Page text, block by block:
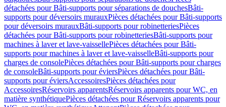
détachées pour Bâti-supports pour séparations de douchesBâti-
supports pour déversoirs murauxPièces détachées pour Bâti-supports
pour déversoirs murauxBâti-supports pour robinetteriesPièces
détachées pour Bâti-supports pour robinetteriesBâti-supports pour
machines à laver et lave-vaissellePièces détachées pour Bâti-
supports pour machines à laver et lave-vaisselleBâti-supports pour
charges de consolePièces détachées pour Bâti-supports pour charges
de consoleBâti-supports pour éviersPièces détachées pour Bâti-
supports pour éviersAccessoiresPièces détachées pour
AccessoiresRéservoirs apparentsRéservoirs apparents pour WC, en
matière synthétiquePièces détachées pour Réservoirs apparents pour